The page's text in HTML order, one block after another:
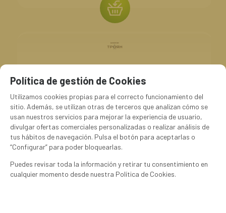
Política de gestión de Cookies
Utilizamos cookies propias para el correcto funcionamiento del
sitio. Además, se utilizan otras de terceros que analizan cómo se
usan nuestros servicios para mejorar la experiencia de usuario,
divulgar ofertas comerciales personalizadas o realizar análisis de
tus hábitos de navegación. Pulsa el botón para aceptarlas o
“Configurar” para poder bloquearlas.
Puedes revisar toda la información y retirar tu consentimiento en
cualquier momento desde nuestra Política de Cookies.